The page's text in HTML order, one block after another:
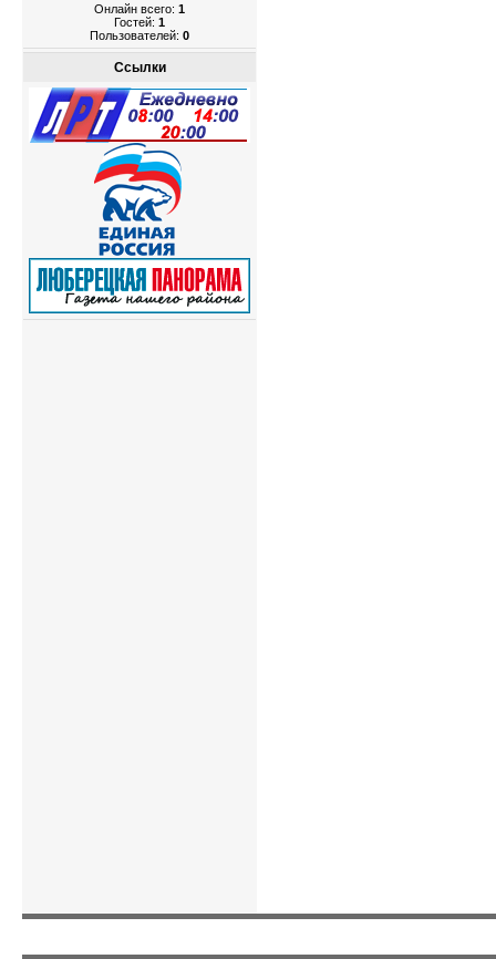
Онлайн всего: 1
Гостей: 1
Пользователей: 0
Ссылки